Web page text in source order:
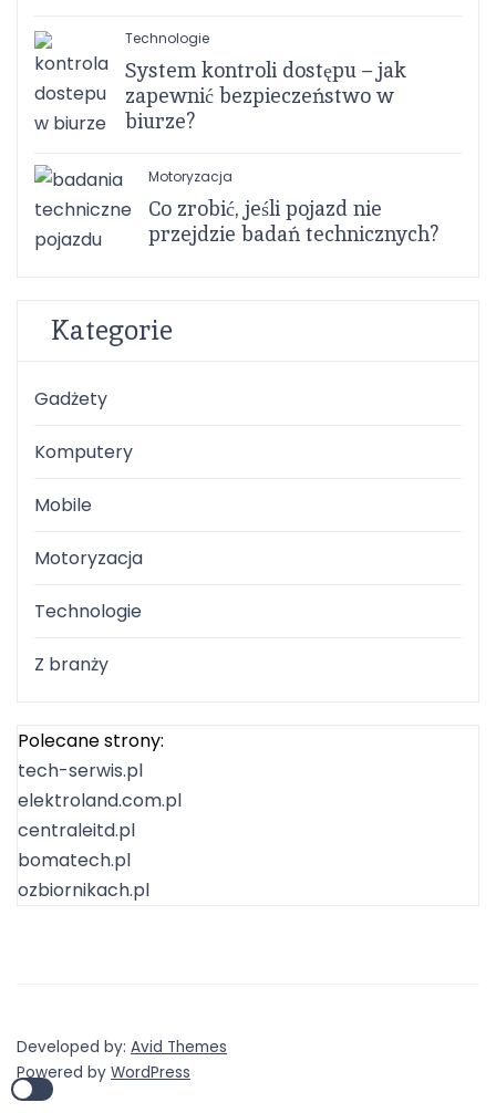
Technologie
System kontroli dostępu – jak
zapewnić bezpieczeństwo w
biurze?
Motoryzacja
Co zrobić, jeśli pojazd nie
przejdzie badań technicznych?
Kategorie
Gadżety
Komputery
Mobile
Motoryzacja
Technologie
Z branży
Polecane strony:
tech-serwis.pl
elektroland.com.pl
centraleitd.pl
bomatech.pl
ozbiornikach.pl
Developed by: Avid Themes
Powered by WordPress